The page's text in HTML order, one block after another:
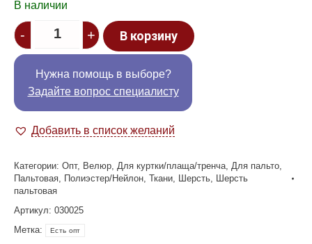
В наличии
Quantity
- + В корзину
Нужна помощь в выборе?
Задайте вопрос специалисту
Добавить в список желаний
Категории: Опт, Велюр Для куртки/плаща/тренча Для пальто
Пальтовая Полиэстер/Нейлон Ткани Шерсть Шерсть
пальтовая
Артикул: 030025
Метка:
Есть опт